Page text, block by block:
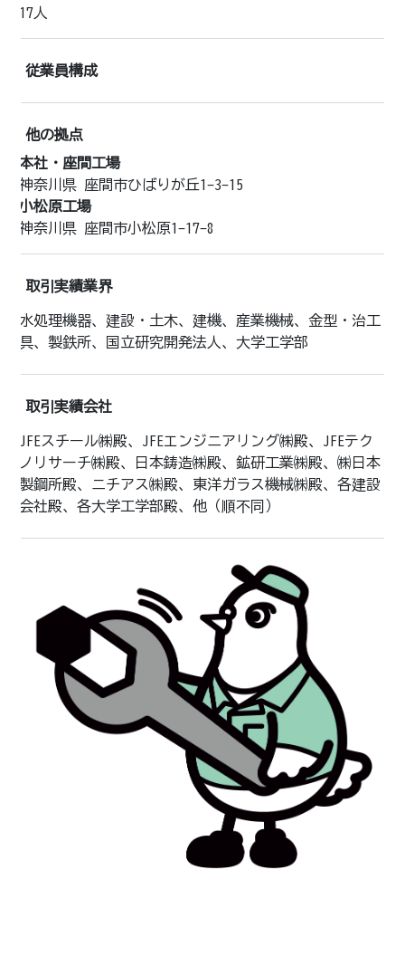
17人
従業員構成
他の拠点
本社・座間工場
神奈川県 座間市ひばりが丘1-3-15
小松原工場
神奈川県 座間市小松原1-17-8
取引実績業界
水処理機器、建設・土木、建機、産業機械、金型・治工
具、製鉄所、国立研究開発法人、大学工学部
取引実績会社
JFEスチール㈱殿、JFEエンジニアリング㈱殿、JFEテク
ノリサーチ㈱殿、日本鋳造㈱殿、鉱研工業㈱殿、㈱日本
製鋼所殿、ニチアス㈱殿、東洋ガラス機械㈱殿、各建設
会社殿、各大学工学部殿、他（順不同）